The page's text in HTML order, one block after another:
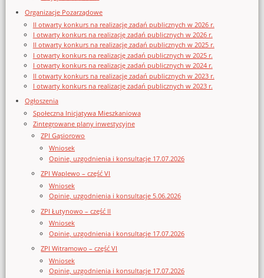
Organizacje Pozarządowe
II otwarty konkurs na realizację zadań publicznych w 2026 r.
I otwarty konkurs na realizację zadań publicznych w 2026 r.
II otwarty konkurs na realizację zadań publicznych w 2025 r.
I otwarty konkurs na realizację zadań publicznych w 2025 r.
I otwarty konkurs na realizację zadań publicznych w 2024 r.
II otwarty konkurs na realizację zadań publicznych w 2023 r.
I otwarty konkurs na realizację zadań publicznych w 2023 r.
Ogłoszenia
Społeczna Inicjatywa Mieszkaniowa
Zintegrowane plany inwestycyjne
ZPI Gąsiorowo
Wniosek
Opinie, uzgodnienia i konsultacje 17.07.2026
ZPI Waplewo – część VI
Wniosek
Opinie, uzgodnienia i konsultacje 5.06.2026
ZPI Łutynowo – część II
Wniosek
Opinie, uzgodnienia i konsultacje 17.07.2026
ZPI Witramowo – część VI
Wniosek
Opinie, uzgodnienia i konsultacje 17.07.2026